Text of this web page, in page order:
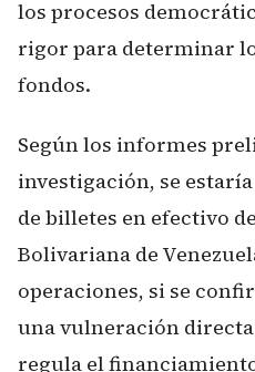
los procesos
rigor para determinar
fondos.
Según los informes
investigación, se
de billetes en efectivo
Bolivariana de
operaciones, si se
una vulneración
regula el